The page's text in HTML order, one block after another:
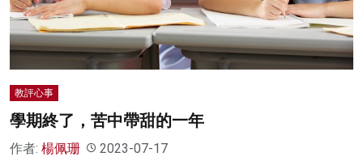
教評心事
學期終了，苦中帶甜的一年
作者: 楊佩珊 2023-07-17